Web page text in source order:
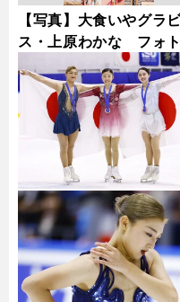
【写真】大食いやグラ
ス・上原わかな フォ